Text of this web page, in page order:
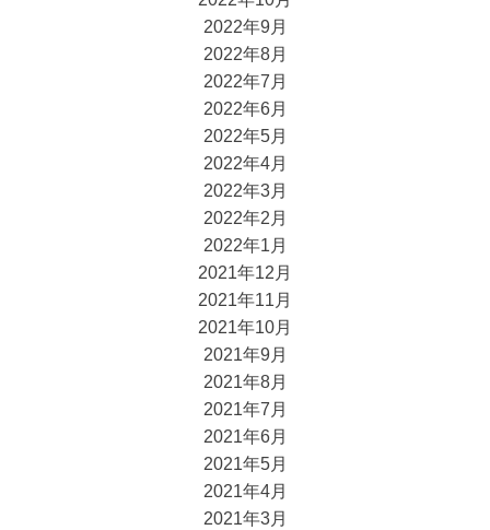
2022年9月
2022年8月
2022年7月
2022年6月
2022年5月
2022年4月
2022年3月
2022年2月
2022年1月
2021年12月
2021年11月
2021年10月
2021年9月
2021年8月
2021年7月
2021年6月
2021年5月
2021年4月
2021年3月